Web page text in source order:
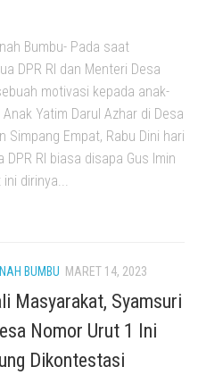
Bumbu- Pada saat
DPR RI dan Menteri Desa
motivasi kepada anak-
Yatim Darul Azhar di Desa
Simpang Empat, Rabu Dini hari
RI biasa disapa Gus Imin
dirinya...
BUMBU MARET 14, 2023
Masyarakat, Syamsuri
Nomor Urut 1 Ini
Dikontestasi